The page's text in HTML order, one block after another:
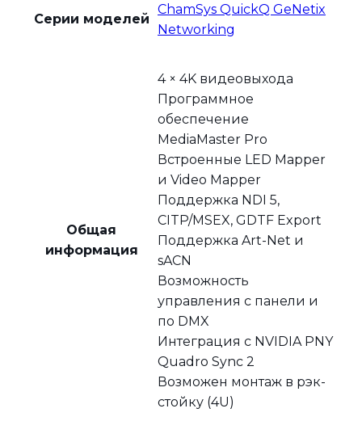
Серии моделей
ChamSys QuickQ GeNetix
Networking
Общая
информация
4 × 4K видеовыхода
Программное
обеспечение
MediaMaster Pro
Встроенные LED Mapper
и Video Mapper
Поддержка NDI 5,
CITP/MSEX, GDTF Export
Поддержка Art-Net и
sACN
Возможность
управления с панели и
по DMX
Интеграция с NVIDIA PNY
Quadro Sync 2
Возможен монтаж в рэк-
стойку (4U)